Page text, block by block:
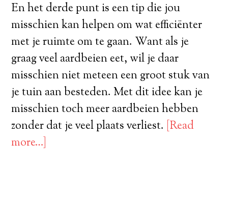
En het derde punt is een tip die jou
misschien kan helpen om wat efficiënter
met je ruimte om te gaan. Want als je
graag veel aardbeien eet, wil je daar
misschien niet meteen een groot stuk van
je tuin aan besteden. Met dit idee kan je
misschien toch meer aardbeien hebben
zonder dat je veel plaats verliest. [Read
more…]